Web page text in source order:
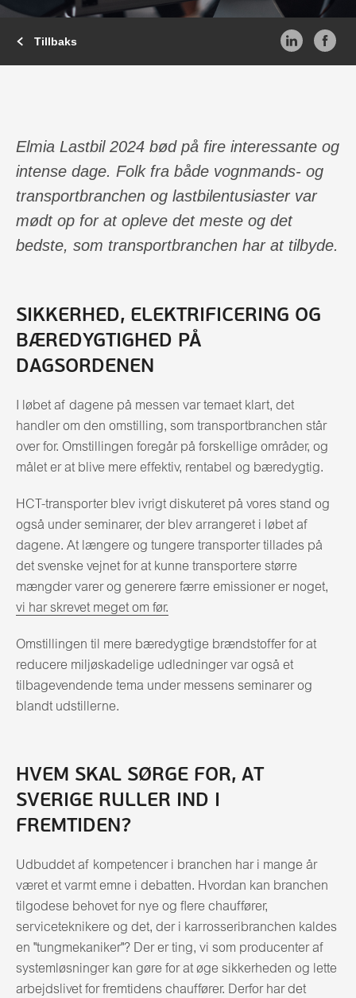
Tillbaks
Elmia Lastbil 2024 bød på fire interessante og
intense dage. Folk fra både vognmands- og
transportbranchen og lastbilentusiaster var
mødt op for at opleve det meste og det
bedste, som transportbranchen har at tilbyde.
SIKKERHED, ELEKTRIFICERING OG
BÆREDYGTIGHED PÅ
DAGSORDENEN
I løbet af dagene på messen var temaet klart, det
handler om den omstilling, som transportbranchen står
over for. Omstillingen foregår på forskellige områder, og
målet er at blive mere effektiv, rentabel og bæredygtig.
HCT-transporter blev ivrigt diskuteret på vores stand og
også under seminarer, der blev arrangeret i løbet af
dagene. At længere og tungere transporter tillades på
det svenske vejnet for at kunne transportere større
mængder varer og generere færre emissioner er noget,
vi har skrevet meget om før.
Omstillingen til mere bæredygtige brændstoffer for at
reducere miljøskadelige udledninger var også et
tilbagevendende tema under messens seminarer og
blandt udstillerne.
HVEM SKAL SØRGE FOR, AT
SVERIGE RULLER IND I
FREMTIDEN?
Udbuddet af kompetencer i branchen har i mange år
været et varmt emne i debatten. Hvordan kan branchen
tilgodese behovet for nye og flere chauffører,
serviceteknikere og det, der i karrosseribranchen kaldes
en "tungmekaniker"? Der er ting, vi som producenter af
systemløsninger kan gøre for at øge sikkerheden og lette
arbejdslivet for fremtidens chauffører. Derfor har det